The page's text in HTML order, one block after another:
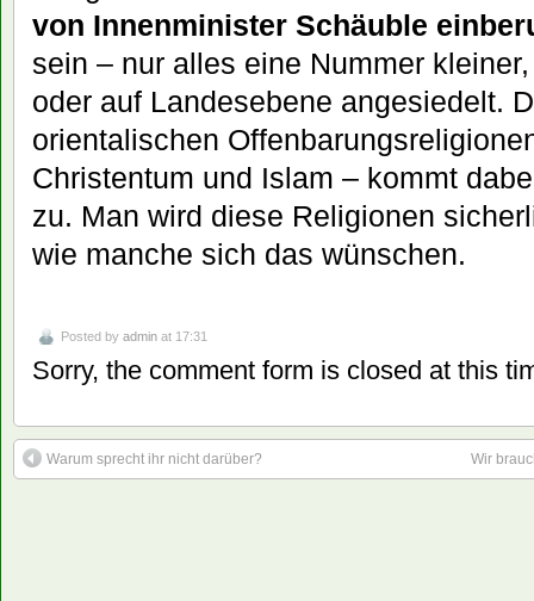
von Innenminister Schäuble
sein – nur alles eine Nummer
oder auf Landesebene angesiedelt.
orientalischen
Christentum und Islam – kommt
zu. Man wird diese Religionen
wie manche sich das wünschen.
Posted by admin at 17:31
Sorry, the comment form is closed at this
Warum sprecht ihr nicht darüber? Wir